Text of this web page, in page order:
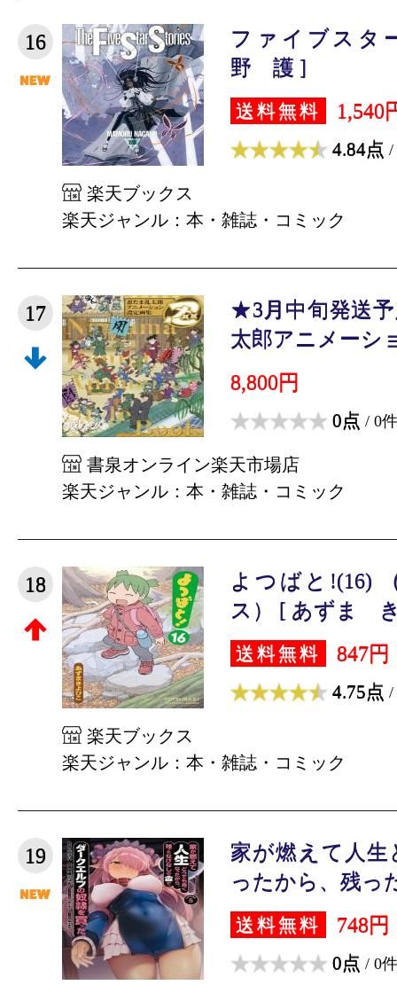
16
ファイブスタ
野 護 ]
送料無料 1,540
4.84点 /
楽天ブックス
楽天ジャンル：本・雑誌・コミック
17
★3月中旬発送
太郎アニメーシ
8,800円
0点 / 0件
書泉オンライン楽天市場店
楽天ジャンル：本・雑誌・コミック
18
よつばと!(16)
ス） [ あずま
送料無料 847円
4.75点 /
楽天ブックス
楽天ジャンル：本・雑誌・コミック
19
家が燃えて人
ったから、残っ
送料無料 748円
0点 / 0件